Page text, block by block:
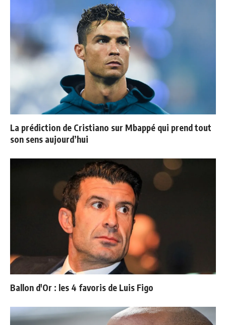
La prédiction de Cristiano sur Mbappé qui prend tout
son sens aujourd’hui
Ballon d'Or : les 4 favoris de Luis Figo